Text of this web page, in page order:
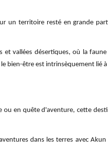
un territoire resté en grande
et vallées désertiques, où la
bien-être est intrinsèquement lié
en quête d'aventure, cette
dans les terres avec